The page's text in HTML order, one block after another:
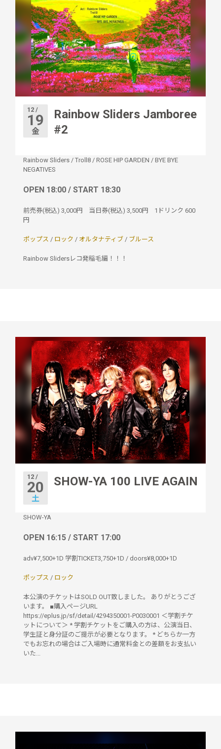
12 /
19
金
Rainbow Sliders Jamboree
#2
Rainbow Sliders / Troll8 / ROSE HIP GARDEN / BYE BYE
NEGATIVES
OPEN 18:00 / START 18:30
前売券(税込) 3,000円 当日券(税込) 3,500円 1ドリンク 600
円
ポップス / ロック / オルタナティブ / ブルース
Rainbow Slidersレコ発稲毛編！！！
12 /
20
土
SHOW-YA 100 LIVE AGAIN
SHOW-YA
OPEN 16:15 / START 17:00
adv¥7,500+1D 学割TICKET3,750+1D / doors¥8,000+1D
ポップス / ロック
本公演のチケットはSOLD OUT致しました。 ありがとうござ
います。 ■購入ページURL
https://eplus.jp/sf/detail/4294350001-P0030001 ＜学割チケ
ットについて＞ * 学割チケットをご購入の方は、公演当日、
学生証と身分証のご提示が必要となります。 * どちらか一方
でもお忘れの場合はご入場時に通常料金との差額をお支払い
いた...